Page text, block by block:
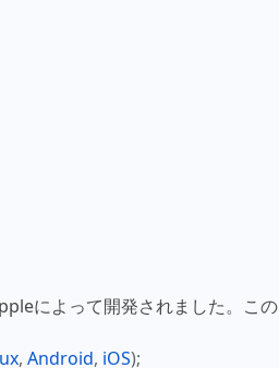
によって開発されました。この
, Android, iOS);